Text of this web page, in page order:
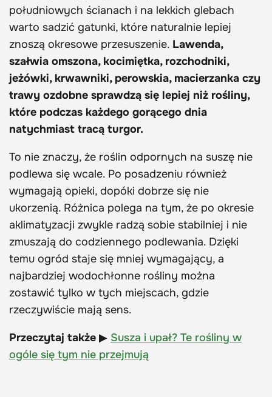
południowych ścianach i na lekkich glebach
warto sadzić gatunki, które naturalnie lepiej
znoszą okresowe przesuszenie. Lawenda,
szałwia omszona, kocimiętka, rozchodniki,
jeżówki, krwawniki, perowskia, macierzanka czy
trawy ozdobne sprawdzą się lepiej niż rośliny,
które podczas każdego gorącego dnia
natychmiast tracą turgor.
To nie znaczy, że roślin odpornych na suszę nie
podlewa się wcale. Po posadzeniu również
wymagają opieki, dopóki dobrze się nie
ukorzenią. Różnica polega na tym, że po okresie
aklimatyzacji zwykle radzą sobie stabilniej i nie
zmuszają do codziennego podlewania. Dzięki
temu ogród staje się mniej wymagający, a
najbardziej wodochłonne rośliny można
zostawić tylko w tych miejscach, gdzie
rzeczywiście mają sens.
Przeczytaj także ▶ Susza i upał? Te rośliny w
ogóle się tym nie przejmują